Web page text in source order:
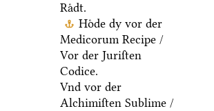
Raͤdt.
Hoͤde dy vor der
Medicorum Recipe /
Vor der Juriſten
Codice.
Vnd vor der
Alchimiſten Sublime /